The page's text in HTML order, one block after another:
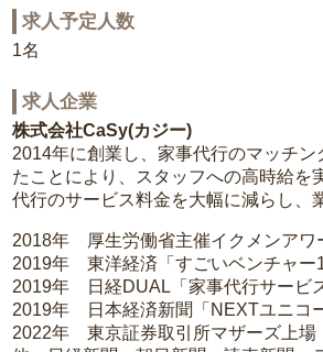
求人予定人数
1名
求人企業
株式会社CaSy(カジー)
2014年に創業し、家事代行のマッチン
たことにより、スタッフへの高時給を
代行のサービス料金を大幅に減らし、
2018年 厚生労働省主催イクメンアワ
2019年 東洋経済「すごいベンチャー
2019年 日経DUAL「家事代行サービ
2019年 日本経済新聞「NEXTユニコ
2022年 東京証券取引所マザーズ上場